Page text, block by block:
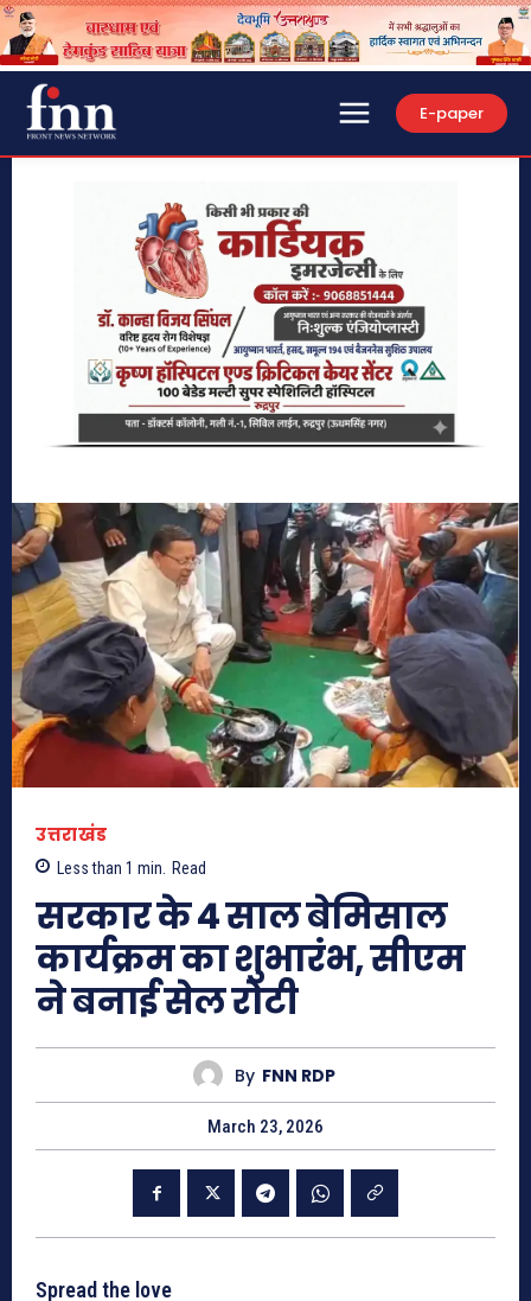
E-paper
उत्तराखंड
Less than 1 min. Read
सरकार के 4 साल बेमिसाल
कार्यक्रम का शुभारंभ, सीएम
ने बनाई सेल रोटी
By FNN RDP
March 23, 2026
Spread the love